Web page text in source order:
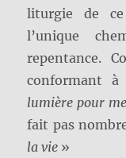
liturgie de
l’unique
repentance.
conformant à
lumière pour
fait pas
la vie »